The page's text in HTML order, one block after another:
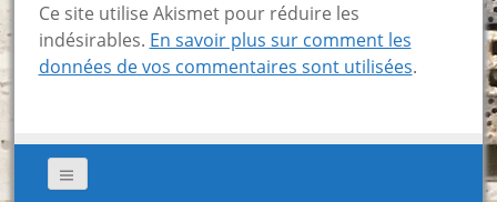
Ce site utilise Akismet pour réduire les
indésirables. En savoir plus sur comment les
données de vos commentaires sont utilisées.